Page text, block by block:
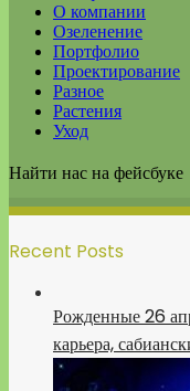
О компании
Озеленение
Портфолио
Проектирование
Разное
Растения
Уход
Найти нас на фейсбуке
Recent Posts
Рожденные 26
карьера,